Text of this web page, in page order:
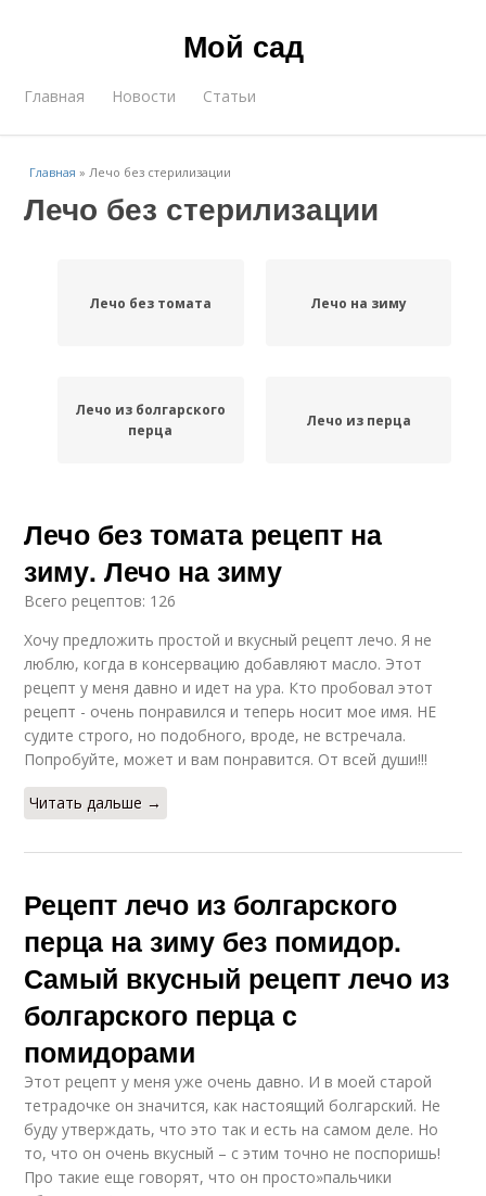
Мой сад
Главная Новости Статьи
Главная »Лечо без стерилизации
Лечо без стерилизации
Лечо без томата Лечо на зиму
Лечо из болгарского
перца
Лечо из перца
Лечо без томата рецепт на
зиму. Лечо на зиму
Всего рецептов: 126
Хочу предложить простой и вкусный рецепт лечо. Я не
люблю, когда в консервацию добавляют масло. Этот
рецепт у меня давно и идет на ура. Кто пробовал этот
рецепт - очень понравился и теперь носит мое имя. НЕ
судите строго, но подобного, вроде, не встречала.
Попробуйте, может и вам понравится. От всей души!!!
Читать дальше →
Рецепт лечо из болгарского
перца на зиму без помидор.
Самый вкусный рецепт лечо из
болгарского перца с
помидорами
Этот рецепт у меня уже очень давно. И в моей старой
тетрадочке он значится, как настоящий болгарский. Не
буду утверждать, что это так и есть на самом деле. Но
то, что он очень вкусный – с этим точно не поспоришь!
Про такие еще говорят, что он просто»пальчики